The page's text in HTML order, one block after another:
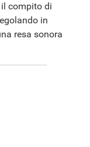
compito di
in
resa sonora